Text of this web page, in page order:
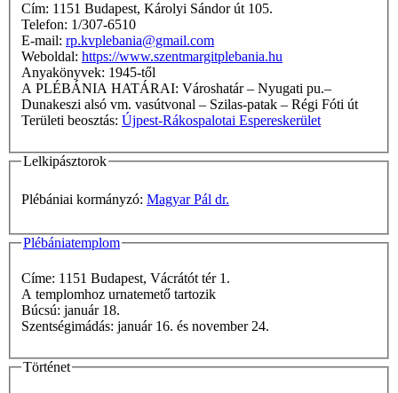
Cím: 1151 Budapest, Károlyi Sándor út 105.
Telefon: 1/307-6510
E-mail: rp.kvplebania@gmail.com
Weboldal: https://www.szentmargitplebania.hu
Anyakönyvek: 1945-től
A PLÉBÁNIA HATÁRAI: Városhatár – Nyugati pu.–
Dunakeszi alsó vm. vasútvonal – Szilas-patak – Régi Fóti út
Területi beosztás: Újpest-Rákospalotai Espereskerület
Lelkipásztorok
Plébániai kormányzó: Magyar Pál dr.
Plébániatemplom
Címe: 1151 Budapest, Vácrátót tér 1.
A templomhoz urnatemető tartozik
Búcsú: január 18.
Szentségimádás: január 16. és november 24.
Történet